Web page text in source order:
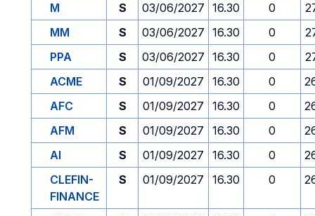
M
S 03/06/2027 16.30 0
MM
S 03/06/2027 16.30 0
PPA
S 03/06/2027 16.30 0
ACME
S 01/09/2027 16.30 0
AFC
S 01/09/2027 16.30 0
AFM
S 01/09/2027 16.30 0
AI
S 01/09/2027 16.30 0
CLEFIN-
FINANCE
S 01/09/2027 16.30 0